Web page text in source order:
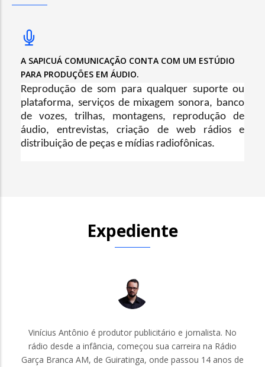
A SAPICUÁ COMUNICAÇÃO CONTA COM UM ESTÚDIO
PARA PRODUÇÕES EM ÁUDIO.
Reprodução de som para qualquer suporte ou
plataforma, serviços de mixagem sonora, banco
de vozes, trilhas, montagens, reprodução de
áudio, entrevistas, criação de web rádios e
distribuição de peças e mídias radiofônicas.
Expediente
Vinícius Antônio é produtor publicitário e jornalista. No
rádio desde a infância, começou sua carreira na Rádio
Garça Branca AM, de Guiratinga, onde passou 14 anos de